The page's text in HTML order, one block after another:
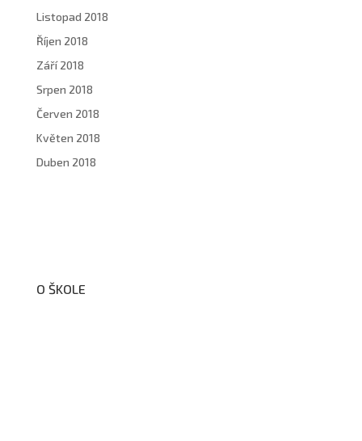
Listopad 2018
Říjen 2018
Září 2018
Srpen 2018
Červen 2018
Květen 2018
Duben 2018
O ŠKOLE